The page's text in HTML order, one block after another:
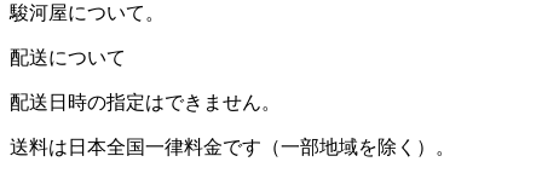
駿河屋について。
配送について
配送日時の指定はできません。
送料は日本全国一律料金です（一部地域を除く）。